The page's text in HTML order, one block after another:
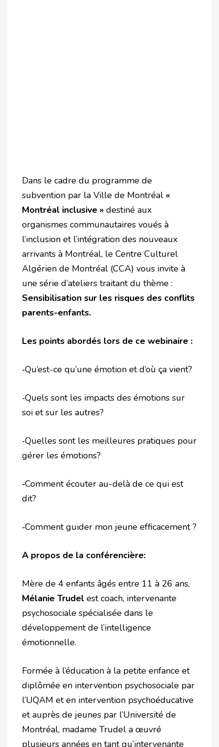
Dans le cadre du programme de
subvention par la Ville de Montréal «
Montréal inclusive » destiné aux
organismes communautaires voués à
l’inclusion et l’intégration des nouveaux
arrivants à Montréal, le Centre Culturel
Algérien de Montréal (CCA) vous invite à
une série d’ateliers traitant du thème :
Sensibilisation sur les risques des conflits
parents-enfants.
Les points abordés lors de ce webinaire :
‐Qu’est-ce qu’une émotion et d’où ça vient?
‐Quels sont les impacts des émotions sur
soi et sur les autres?
‐Quelles sont les meilleures pratiques pour
gérer les émotions?
‐Comment écouter au-delà de ce qui est
dit?
‐Comment guider mon jeune efficacement ?
A propos de la conférencière:
Mère de 4 enfants âgés entre 11 à 26 ans,
Mélanie Trudel est coach, intervenante
psychosociale spécialisée dans le
développement de l’intelligence
émotionnelle.
Formée à l’éducation à la petite enfance et
diplômée en intervention psychosociale par
l’UQAM et en intervention psychoéducative
et auprès de jeunes par l’Université de
Montréal, madame Trudel a œuvré
plusieurs années en tant qu’intervenante